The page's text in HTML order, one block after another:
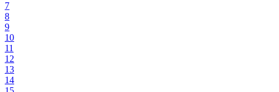
7
8
9
10
11
12
13
14